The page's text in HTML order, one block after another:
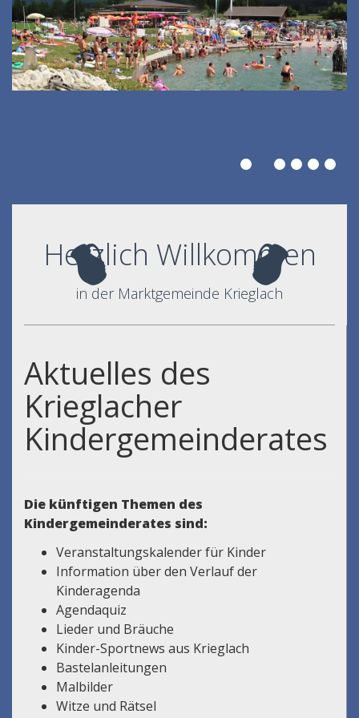
Herzlich Willkommen
in der Marktgemeinde Krieglach
Aktuelles des
Krieglacher
Kindergemeinderates
Die künftigen Themen des
Kindergemeinderates sind:
Veranstaltungskalender für Kinder
Information über den Verlauf der
Kinderagenda
Agendaquiz
Lieder und Bräuche
Kinder-Sportnews aus Krieglach
Bastelanleitungen
Malbilder
Witze und Rätsel